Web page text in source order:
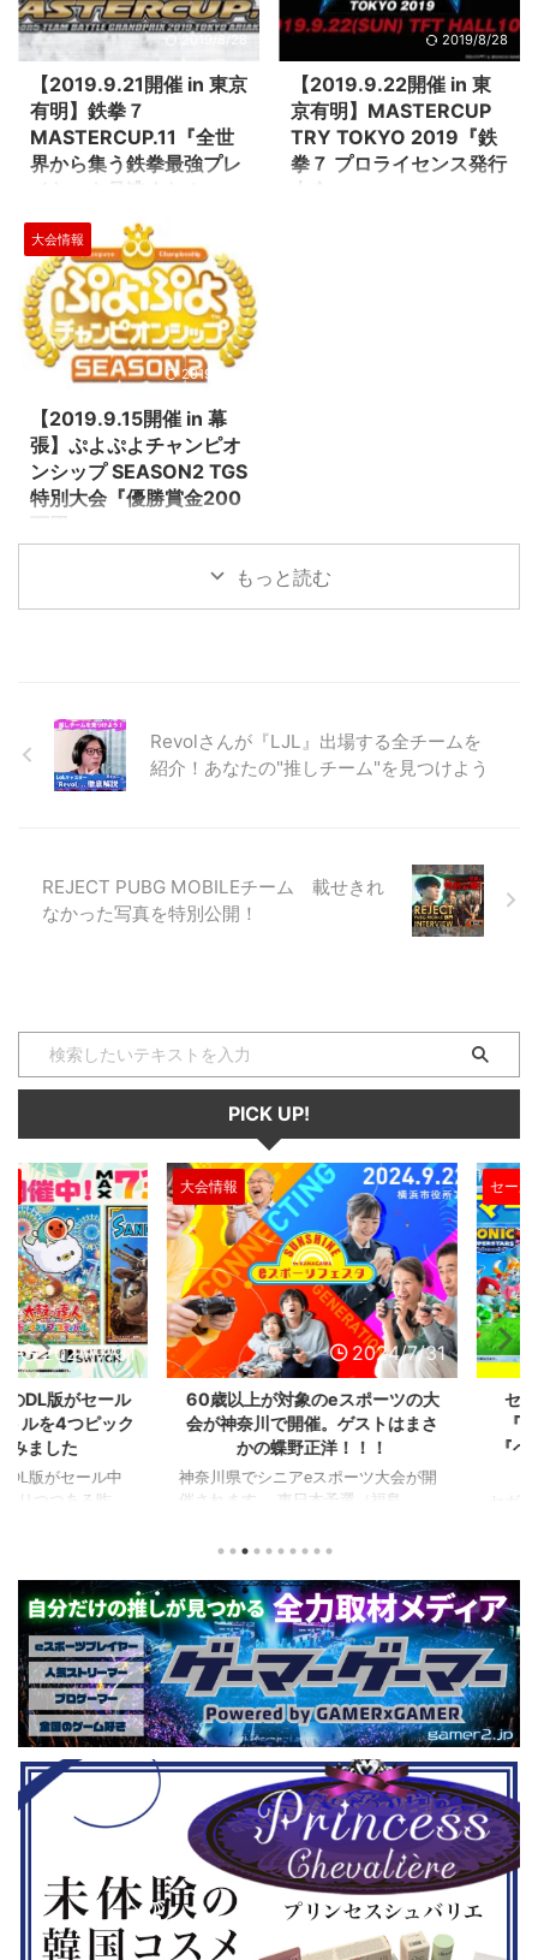
と「リーグ・オブ・レジェンド」
2タイトルのトーナメント決勝大
会が開催されます。 トーナメン
トでは予選はオンラインで戦い、
準々決勝は8月3日～6日に秋葉原
『e Sports Studio AKIBA』（ソ
フマップAKIBA２号店）を会場と
して開催されました。 さらに準
ックス シージ」が8月10日、「リ
ーグ・オブ・レジェンド」 ...
正式名称：Coca-Cola STAGE:0
eSPORTS High-School
Championship 2019（読み：コ
カ･コーラ ステージゼロ イースポ
ーツ ハイスクール チャンピオン
シップ）/以下、STAGE:0 大会公
式サイト（https://stage0.jp） 大
会優勝チームは「東京ゲームショ
2019/8/28
【2019.9.21開催 in 東京
有明】鉄拳７
MASTERCUP.11『全世
界から集う鉄拳最強プレ
イヤーを見逃すな！』
全世界中から鉄拳最強プレイヤー
が集う！！ ５on５で行われる最
高峰のバトルに注目です。 場所
は東京有明のＴＦＴホールで行わ
れます。 手に汗握るバトルをお
見逃しなく！ Official Site
(http://mastercupofficial.com/)
2019/8/28
【2019.9.22開催 in 東
京有明】MASTERCUP
TRY TOKYO 2019『鉄
拳７ プロライセンス発行
大会』
3丁目4 ...
大会情報
2019/8/28
【2019.9.15開催 in 幕
張】ぷよぷよチャンピオ
ンシップ SEASON2 TGS
特別大会『優勝賞金200
万円』
ウ2019の【e-Sports X BLUE
催されます！ 公式サイト
（http://puyo.sega.jp/portal/eSp
orts/tournament/20190719_0019
61/）
もっと読む
Revolさんが『LJL』出場する全チームを
紹介！あなたの"推しチーム"を見つけよう
REJECT PUBG MOBILEチーム 載せきれ
なかった写真を特別公開！
PICK UP!
2024/7/31
がセール
4つピック
た
セール中
ルを独自に
。（類似し
ゲーム、長
ム） 注目
セット』
ホラーゲー
『鉄拳8
大会情報
2024/7/31
60歳以上が対象のeスポーツの大
会が神奈川で開催。ゲストはまさ
かの蝶野正洋！！！
神奈川県でシニアeスポーツ大会が開
催されます。 東日本予選（福島
選（神奈川県）の優勝者3名が決勝大
仕様。ご当地キャラクターによる対戦
も見られるとのことなので、家族で楽
しめるイベントになっているようで
す。 ちなみに、ゲストのプロレスラ
ーである蝶野正洋さんは今年60歳に
なるそうです。トークセッションに登
場しますよ。 この記事のポイント ・
大会参加者は60歳以上 ・3地区で予
選あり。予選は8月24日、25日と9月
22日。本戦は9月22日（事前エ ...
セール、クー
セガの
『ユニ
『ペルソ
セガの最新
ファンから
や編成や育
クなどが話
売されたば
要チェック
ル」に『ユ
登場！『龍
リロード』
は、
ンドーeショ
...